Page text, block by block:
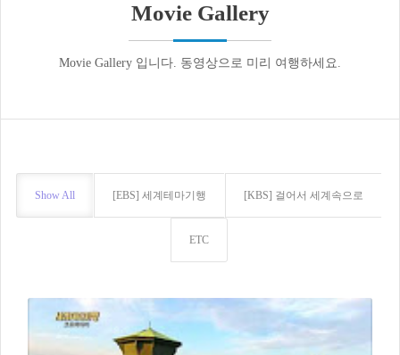
Movie Gallery
Movie Gallery 입니다. 동영상으로 미리 여행하세요.
Show All [EBS] 세계테마기행 [KBS] 걸어서 세계속으로
ETC